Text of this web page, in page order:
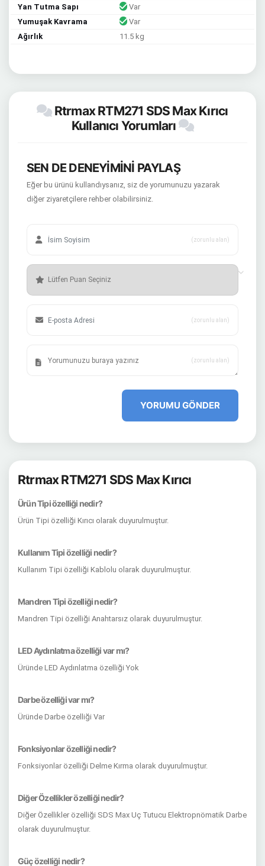
Yan Tutma Sapı
Var
Yumuşak Kavrama
Var
Ağırlık
11.5 kg
Rtrmax RTM271 SDS Max Kırıcı
Kullanıcı Yorumları
SEN DE DENEYİMİNİ PAYLAŞ
Eğer bu ürünü kullandıysanız, siz de yorumunuzu yazarak
diğer ziyaretçilere rehber olabilirsiniz.
(zorunlu alan)
(zorunlu alan)
(zorunlu alan)
YORUMU GÖNDER
Rtrmax RTM271 SDS Max Kırıcı
Ürün Tipi özelliği nedir?
Ürün Tipi özelliği Kırıcı olarak duyurulmuştur.
Kullanım Tipi özelliği nedir?
Kullanım Tipi özelliği Kablolu olarak duyurulmuştur.
Mandren Tipi özelliği nedir?
Mandren Tipi özelliği Anahtarsız olarak duyurulmuştur.
LED Aydınlatma özelliği var mı?
Üründe LED Aydınlatma özelliği Yok
Darbe özelliği var mı?
Üründe Darbe özelliği Var
Fonksiyonlar özelliği nedir?
Fonksiyonlar özelliği Delme Kırma olarak duyurulmuştur.
Diğer Özellikler özelliği nedir?
Diğer Özellikler özelliği SDS Max Uç Tutucu Elektropnömatik Darbe
olarak duyurulmuştur.
Güç özelliği nedir?